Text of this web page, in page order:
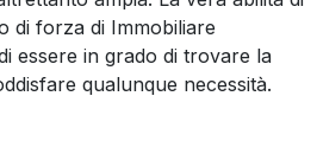
di forza di Immobiliare
essere in grado di trovare la
qualunque necessità.